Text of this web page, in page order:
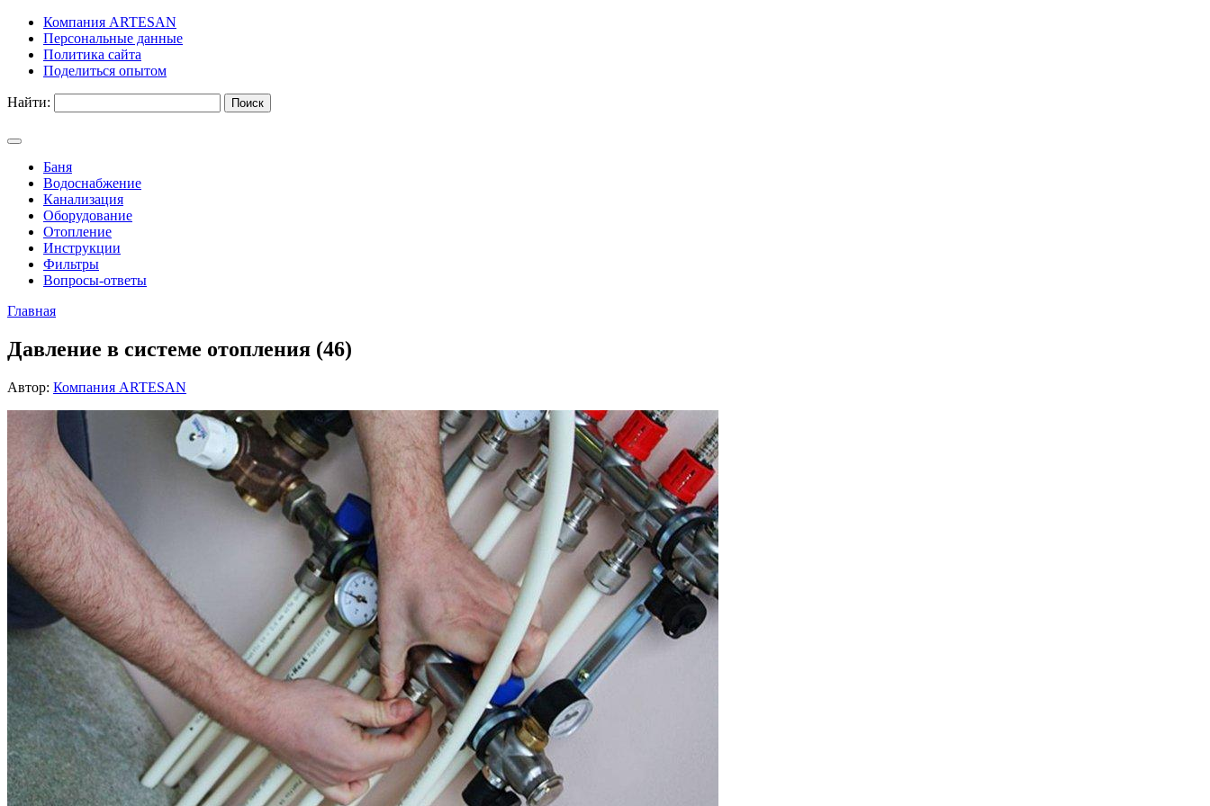
Компания ARTESAN
Персональные данные
Политика сайта
Поделиться опытом
Найти:
Баня
Водоснабжение
Канализация
Оборудование
Отопление
Инструкции
Фильтры
Вопросы-ответы
Главная
Давление в системе отопления (46)
Автор: Компания ARTESAN